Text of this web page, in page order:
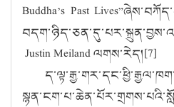
Buddha’s Past Lives”
Justin Meilandལགས་རེད།[7]